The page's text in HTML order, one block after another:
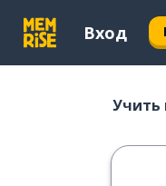
Вход
Учить